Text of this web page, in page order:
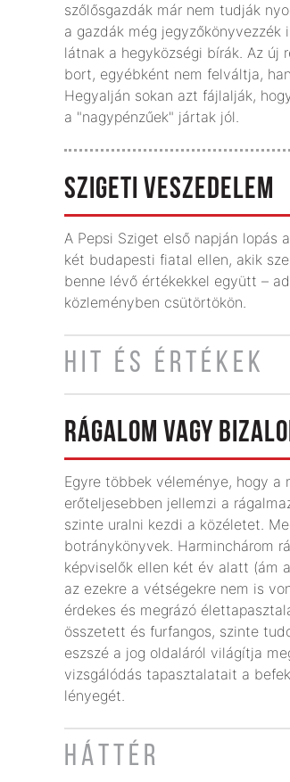
szőlősgazdák már nem tudják
a gazdák még
látnak a hegyközségi bírák. Az
bort, egyébként nem felváltja,
Hegyalján sokan azt fájlalják,
a "nagypénzűek" jártak jól.
SZIGETI VESZEDELEM
A Pepsi Sziget első napján lopás
két budapesti fiatal ellen, akik
benne lévő értékekkel együtt –
közleményben csütörtökön.
HIT ÉS ÉRTÉKEK
RÁGALOM VAGY
Egyre többek véleménye, hogy
erőteljesebben jellemzi a
szinte uralni kezdi a közéletet.
botránykönyvek. Harminchárom
képviselők ellen két év alatt (ám
az ezekre a vétségekre nem is
érdekes és megrázó
összetett és furfangos, szinte
eszszé a jog oldaláról világítja
vizsgálódás tapasztalatait a
lényegét.
HÁTTÉR